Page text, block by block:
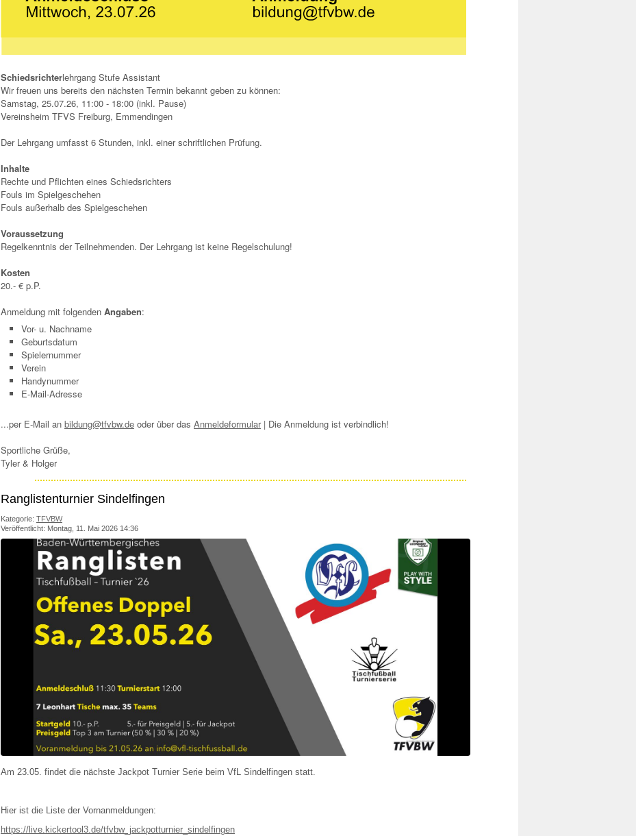
Schiedsrichterlehrgang Stufe Assistant
Wir freuen uns bereits den nächsten Termin bekannt geben zu können:
Samstag, 25.07.26, 11:00 - 18:00 (inkl. Pause)
Vereinsheim TFVS Freiburg, Emmendingen
Der Lehrgang umfasst 6 Stunden, inkl. einer schriftlichen Prüfung.
Inhalte
Rechte und Pflichten eines Schiedsrichters
Fouls im Spielgeschehen
Fouls außerhalb des Spielgeschehen
Voraussetzung
Regelkenntnis der Teilnehmenden. Der Lehrgang ist keine Regelschulung!
Kosten
20.- € p.P.
Anmeldung mit folgenden Angaben:
Vor- u. Nachname
Geburtsdatum
Spielernummer
Verein
Handynummer
E-Mail-Adresse
...per E-Mail an ​ bildung@tfvbw.de oder über das Anmeldeformular| Die Anmeldung ist verbindlich!
Sportliche Grüße,
Tyler & Holger
Ranglistenturnier Sindelfingen
Kategorie: TFVBW
Veröffentlicht: Montag, 11. Mai 2026 14:36
Am 23.05. findet die nächste Jackpot Turnier Serie beim VfL Sindelfingen statt.
Hier ist die Liste der Vornanmeldungen:
https://live.kickertool3.de/tfvbw_jackpotturnier_sindelfingen